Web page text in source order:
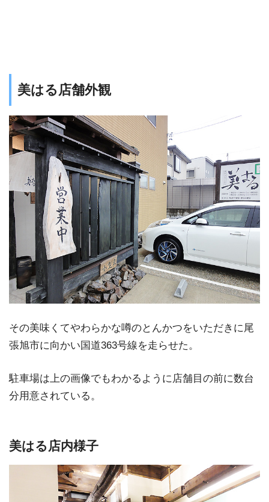
美はる店舗外観
その美味くてやわらかな噂のとんかつをいただきに尾
張旭市に向かい国道363号線を走らせた。
駐車場は上の画像でもわかるように店舗目の前に数台
分用意されている。
美はる店内様子